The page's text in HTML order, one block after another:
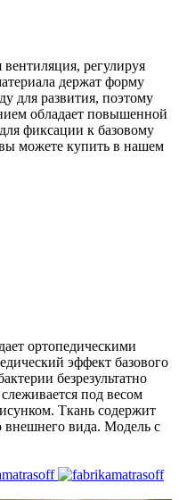
регулируя
держат форму
для развития, поэтому
обладает повышенной
фиксации к базовому
вы можете купить в нашем
ортопедическими
эффект базового
безрезультатно
под весом
Ткань содержит
внешнего вида. Модель с